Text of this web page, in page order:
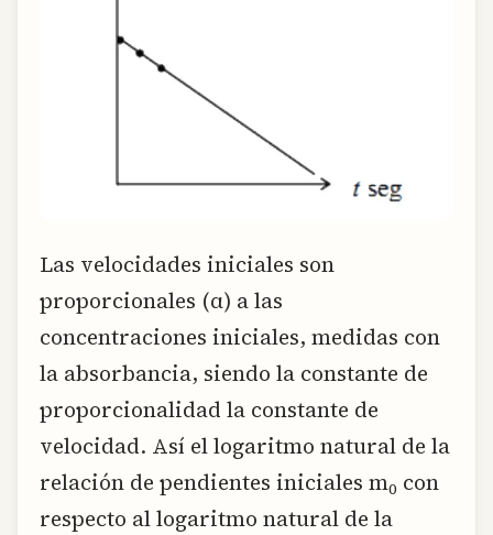
Las velocidades iniciales son
proporcionales (α) a las
concentraciones iniciales, medidas con
la absorbancia, siendo la constante de
proporcionalidad la constante de
velocidad. Así el logaritmo natural de la
relación de pendientes iniciales m0 con
respecto al logaritmo natural de la